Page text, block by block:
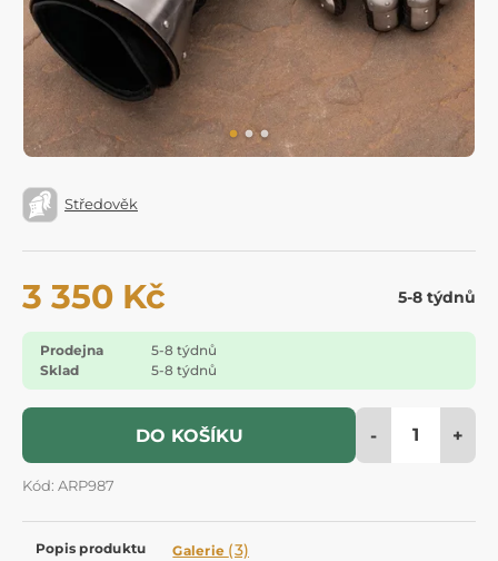
Středověk
3 350 Kč 5-8 týdnů
Prodejna
5-8 týdnů
Sklad
5-8 týdnů
DO KOŠÍKU - +
Kód: ARP987
Popis produktu Galerie (3)